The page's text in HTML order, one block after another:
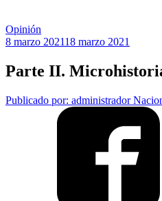
Opinión
8 marzo 202118 marzo 2021
Parte II.
Publicado por: administrador